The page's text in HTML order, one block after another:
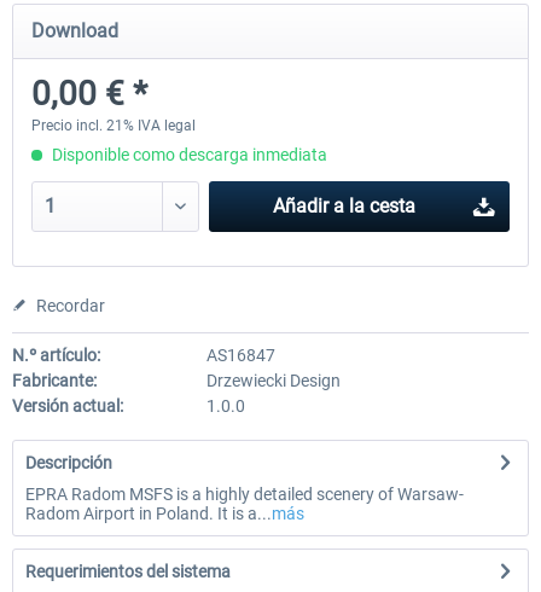
Aerosoft Mega Airport Brussels
25,37 € *
Aerosoft Airport Cologne/
Download
0,00 € *
Precio incl. 21% IVA legal
Disponible como descarga inmediata
Añadir a la cesta
Recordar
N.º artículo:
AS16847
Fabricante:
Drzewiecki Design
Versión actual:
1.0.0
Descripción
EPRA Radom MSFS is a highly detailed scenery of Warsaw-
Radom Airport in Poland. It is a...más
Requerimientos del sistema